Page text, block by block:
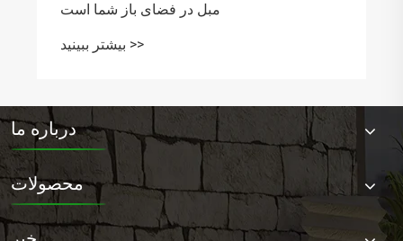
درباره ما
محصولات